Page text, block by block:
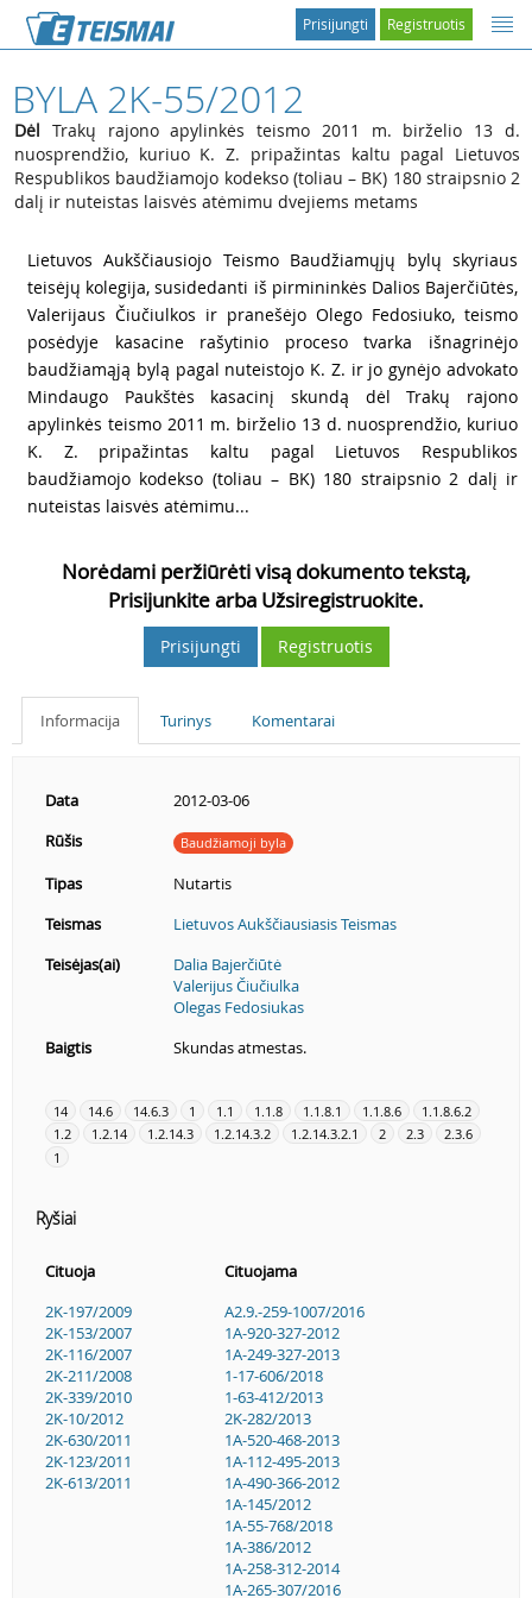
Registruotis
Prisijungti
BYLA 2K-55/2012
Dėl Trakų rajono apylinkės teismo 2011 m. birželio 13 d.
nuosprendžio, kuriuo K. Z. pripažintas kaltu pagal Lietuvos
Respublikos baudžiamojo kodekso (toliau – BK) 180 straipsnio 2
dalį ir nuteistas laisvės atėmimu dvejiems metams
Lietuvos Aukščiausiojo Teismo Baudžiamųjų bylų skyriaus
teisėjų kolegija, susidedanti iš pirmininkės Dalios Bajerčiūtės,
Valerijaus Čiučiulkos ir pranešėjo Olego Fedosiuko, teismo
posėdyje kasacine rašytinio proceso tvarka išnagrinėjo
baudžiamąją bylą pagal nuteistojo K. Z. ir jo gynėjo advokato
Mindaugo Paukštės kasacinį skundą dėl Trakų rajono
apylinkės teismo 2011 m. birželio 13 d. nuosprendžio, kuriuo
K. Z. pripažintas kaltu pagal Lietuvos Respublikos
baudžiamojo kodekso (toliau – BK) 180 straipsnio 2 dalį ir
nuteistas laisvės atėmimu...
Norėdami peržiūrėti visą dokumento tekstą,
Prisijunkite arba Užsiregistruokite.
Prisijungti Registruotis
Informacija Turinys Komentarai
Data
2012-03-06
Rūšis
Baudžiamoji byla
Tipas
Nutartis
Teismas
Lietuvos Aukščiausiasis Teismas
Teisėjas(ai)
Dalia Bajerčiūtė
Valerijus Čiučiulka
Olegas Fedosiukas
Baigtis
Skundas atmestas.
14 14.6 14.6.3 1 1.1 1.1.8 1.1.8.1 1.1.8.6
1.1.8.6.2
1.2
1.2.14 1.2.14.3 1.2.14.3.2 1.2.14.3.2.1 2 2.3
2.3.6
1
Ryšiai
Cituoja
Cituojama
2K-197/2009
2K-153/2007
2K-116/2007
2K-211/2008
2K-339/2010
2K-10/2012
2K-630/2011
2K-123/2011
2K-613/2011
A2.9.-259-1007/2016
1A-920-327-2012
1A-249-327-2013
1-17-606/2018
1-63-412/2013
2K-282/2013
1A-520-468-2013
1A-112-495-2013
1A-490-366-2012
1A-145/2012
1A-55-768/2018
1A-386/2012
1A-258-312-2014
1A-265-307/2016